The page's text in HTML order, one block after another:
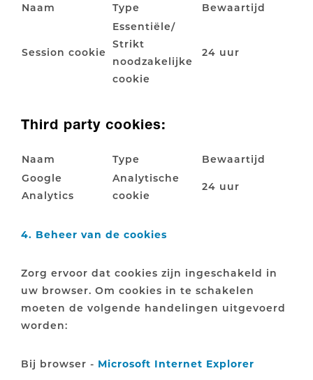
Naam Type Bewaartijd
Session cookie
Essentiële/
Strikt
noodzakelijke
cookie
24 uur
Third party cookies:
Naam Type
Bewaartijd
Google
Analytics
Analytische
cookie
24 uur
4. Beheer van de cookies
Zorg ervoor dat cookies zijn ingeschakeld in
uw browser. Om cookies in te schakelen
moeten de volgende handelingen uitgevoerd
worden:
Bij browser - Microsoft Internet Explorer